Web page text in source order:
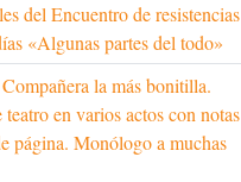
del Encuentro de resistencias
«Algunas partes del todo»
la más bonitilla.
teatro en varios actos con notas
página. Monólogo a muchas